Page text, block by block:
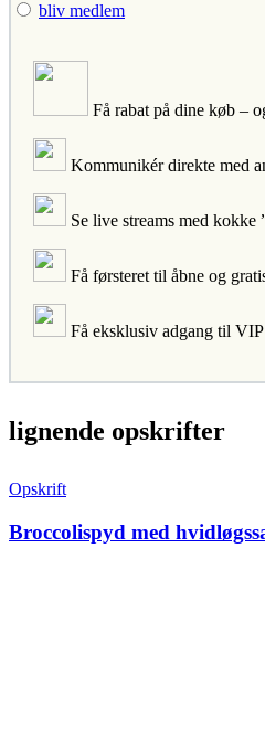
bliv medlem
Få rabat på dine køb –
Kommunikér direkte med
Se live streams med kokke
Få førsteret til åbne og
Få eksklusiv adgang til VIP
lignende opskrifter
Opskrift
Broccolispyd med